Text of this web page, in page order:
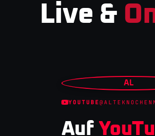
Live &
AL
YOUTUBE
Auf